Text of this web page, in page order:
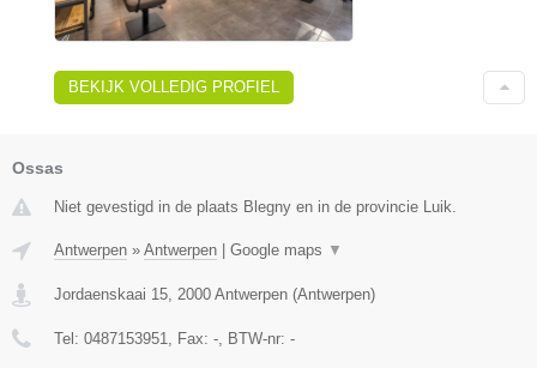
BEKIJK VOLLEDIG PROFIEL
Ossas
Niet gevestigd in de plaats Blegny en in de provincie Luik.
Antwerpen » Antwerpen | Google maps ▼
Jordaenskaai 15 2000 Antwerpen (Antwerpen)
Tel: 0487153951 , Fax: - , BTW-nr: -